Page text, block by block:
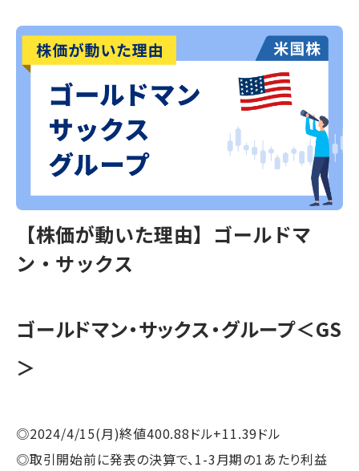
【株価が動いた理由】ゴールドマ
ン・サックス
ゴールドマン・サックス・グループ＜GS
＞
◎2024/4/15(月)終値400.88ドル+11.39ドル
◎取引開始前に発表の決算で、1-3月期の1あたり利益